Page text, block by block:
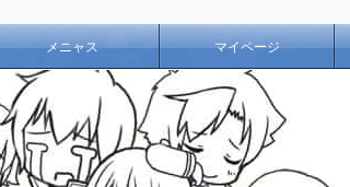
メニャス マイページ